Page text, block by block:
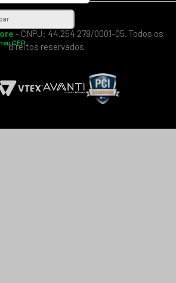
- CNPJ: 44.254.279/0001-05. Todos os
direitos reservados.
CEP